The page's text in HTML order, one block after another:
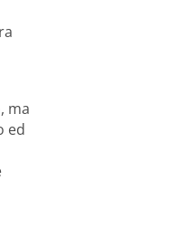
ma
ed